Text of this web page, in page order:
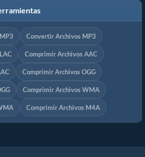
Convertir Archivos MP3
Comprimir Archivos AAC
Comprimir Archivos OGG
Comprimir Archivos WMA
Comprimir Archivos M4A